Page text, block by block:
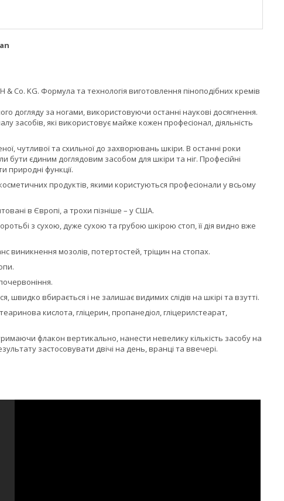
Co. KG. Формула та технологія виготовлення піноподібних кремів
догляду за ногами, використовуючи останні наукові досягнення.
які використовує майже кожен професіонал, діяльність
чутливої та схильної до захворювань шкіри. В останні роки
єдиним доглядовим засобом для шкіри та ніг. Професійні
природні функції.
продуктів, якими користуються професіонали у всьому
в Європі, а трохи пізніше – у США.
з сухою, дуже сухою та грубою шкірою стоп, її дія видно вже
виникнення мозолів, потертостей, тріщин на стопах.
швидко вбирається і не залишає видимих слідів на шкірі та взутті.
кислота, гліцерин, пропанедіол, гліцерилстеарат,
флакон вертикально, нанести невелику кількість засобу на
застосовувати двічі на день, вранці та ввечері.